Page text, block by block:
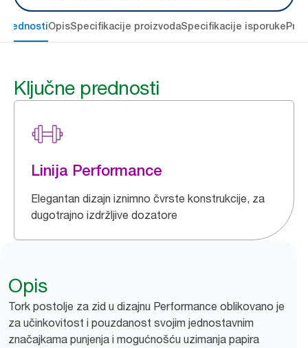
prednostiOpisSpecifikacije proizvodaSpecifikacije isporuke
Ključne prednosti
Linija Performance
Elegantan dizajn iznimno čvrste konstrukcije, za
dugotrajno izdržljive dozatore
Opis
Tork postolje za zid u dizajnu Performance oblikovano je
za učinkovitost i pouzdanost svojim jednostavnim
značajkama punjenja i mogućnošću uzimanja papira